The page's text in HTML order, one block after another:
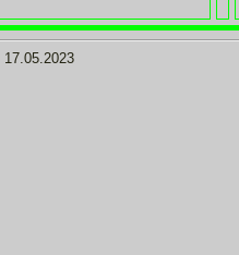
17.05.2023